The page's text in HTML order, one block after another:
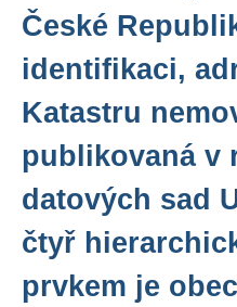
České
identifikaci,
Katastru
publikovaná v
datových sad
čtyř
prvkem je